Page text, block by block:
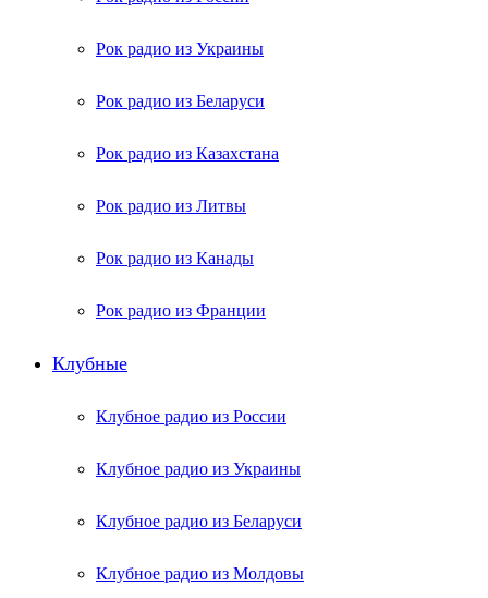
Рок радио из Украины
Рок радио из Беларуси
Рок радио из Казахстана
Рок радио из Литвы
Рок радио из Канады
Рок радио из Франции
Клубные
Клубное радио из России
Клубное радио из Украины
Клубное радио из Беларуси
Клубное радио из Молдовы